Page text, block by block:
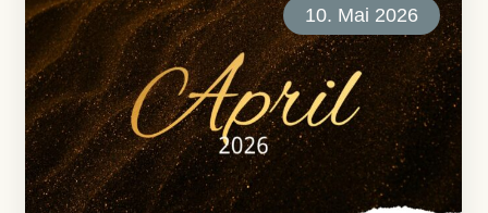
10. Mai 2026